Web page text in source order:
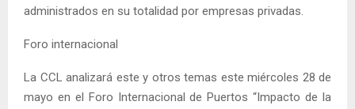
administrados en su totalidad por empresas privadas.
Foro internacional
La CCL analizará este y otros temas este miércoles 28 de
mayo en el Foro Internacional de Puertos “Impacto de la